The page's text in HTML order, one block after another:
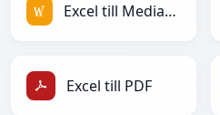
Excel till MediaWiki
Excel till PDF